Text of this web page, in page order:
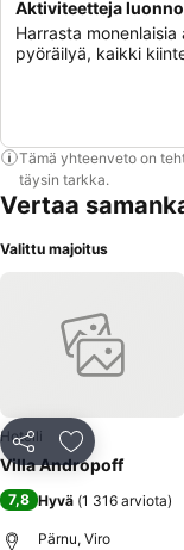
Aktiviteetteja
Harrasta
pyöräilyä, kaikki
Tämä yhteenveto on
täysin tarkka.
Vertaa
Valittu majoitus
Jaa Lisää
Hotelli
Villa Andropoff
7,8 Hyvä (1 316 arviota)
Pärnu, Viro